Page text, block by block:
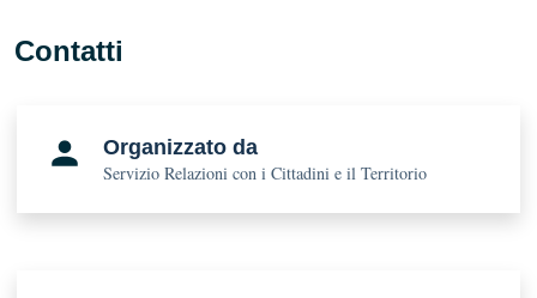
Contatti
Organizzato da
Servizio Relazioni con i Cittadini e il Territorio